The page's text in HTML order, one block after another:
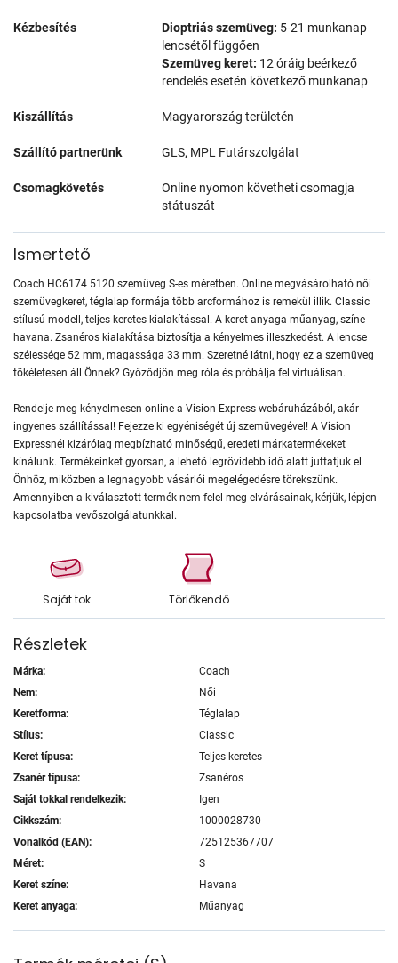
Kézbesítés Dioptriás szemüveg: 5-21 munkanap
lencsétől függően
Szemüveg keret: 12 óráig beérkező
rendelés esetén következő munkanap
Kiszállítás Magyarország területén
Szállító partnerünk GLS, MPL Futárszolgálat
Csomagkövetés
Online nyomon követheti csomagja
státuszát
Ismertető
Coach HC6174 5120 szemüveg S-es méretben. Online megvásárolható női
szemüvegkeret, téglalap formája több arcformához is remekül illik. Classic
stílusú modell, teljes keretes kialakítással. A keret anyaga műanyag, színe
havana. Zsanéros kialakítása biztosítja a kényelmes illeszkedést. A lencse
szélessége 52 mm, magassága 33 mm. Szeretné látni, hogy ez a szemüveg
tökéletesen áll Önnek? Győződjön meg róla és próbálja fel virtuálisan.
Rendelje meg kényelmesen online a Vision Express webáruházából, akár
ingyenes szállítással! Fejezze ki egyéniségét új szemüvegével! A Vision
Expressnél kizárólag megbízható minőségű, eredeti márkatermékeket
kínálunk. Termékeinket gyorsan, a lehető legrövidebb idő alatt juttatjuk el
Önhöz, miközben a legnagyobb vásárlói megelégedésre törekszünk.
Amennyiben a kiválasztott termék nem felel meg elvárásainak, kérjük, lépjen
kapcsolatba vevőszolgálatunkkal.
Saját tok Törlőkendő
Részletek
Márka:
Coach
Nem:
Női
Keretforma:
Téglalap
Stílus:
Classic
Keret típusa:
Teljes keretes
Zsanér típusa:
Zsanéros
Saját tokkal rendelkezik:
Igen
Cikkszám:
1000028730
Vonalkód (EAN):
725125367707
Méret:
S
Keret színe:
Havana
Keret anyaga:
Műanyag